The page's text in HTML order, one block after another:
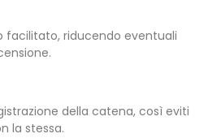
facilitato, riducendo eventuali
della catena, così eviti
la stessa.